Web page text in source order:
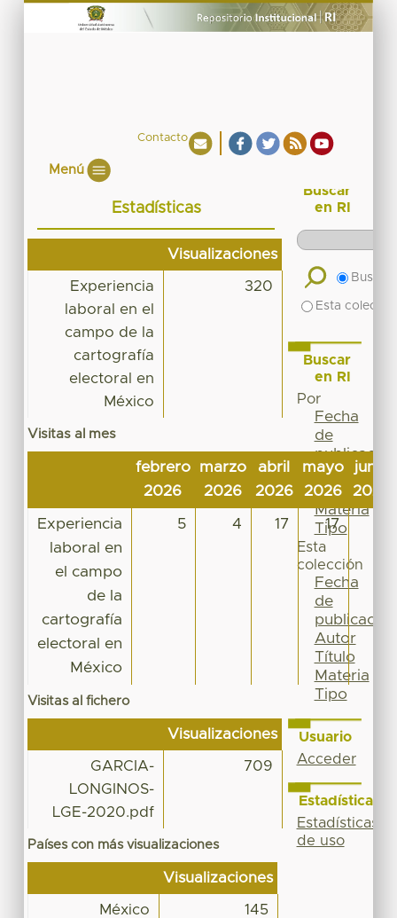
Contacto
Menú
Estadísticas
Visualizaciones
Experiencia
laboral en el
campo de la
cartografía
electoral en
México
320
Visitas al mes
febrero
2026
marzo
2026
abril
2026
mayo
2026
junio
2026
Experiencia
laboral en
el campo
de la
cartografía
electoral en
México
5 4 17 17
Visitas al fichero
Visualizaciones
GARCIA-
LONGINOS-
LGE-2020.pdf
709
Países con más visualizaciones
Visualizaciones
México 145
Buscar
en RI
Buscar
Esta
Buscar
en RI
Por
Fecha
de
publicación
Autor
Título
Materia
Tipo
Esta
colección
Fecha
de
publicación
Autor
Título
Materia
Tipo
Usuario
Acceder
Estadísticas
Estadísticas
de uso